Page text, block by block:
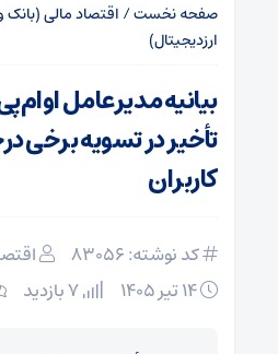
صفحه نخست/ اقتصاد مالی
ارزدیجیتال)
بیانیه مدیرعامل
تأخیر در تسویه
کاربران
کد نوشته: 83056